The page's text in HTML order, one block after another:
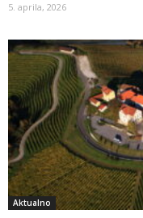
5. aprila, 2026
Aktualno